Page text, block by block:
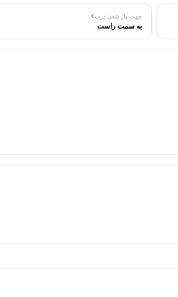
جهت باز شدن درب
به سمت راست